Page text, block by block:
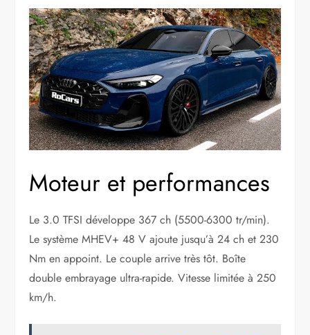
Moteur et performances
Le 3.0 TFSI développe 367 ch (5500-6300 tr/min).
Le système MHEV+ 48 V ajoute jusqu’à 24 ch et 230
Nm en appoint. Le couple arrive très tôt. Boîte
double embrayage ultra-rapide. Vitesse limitée à 250
km/h.